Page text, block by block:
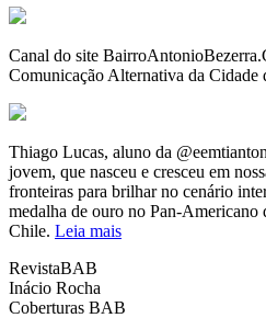
Canal do site
Comunicação Alternativa da Cidade
Thiago Lucas, aluno da
jovem, que nasceu e cresceu em
fronteiras para brilhar no cenário
medalha de ouro no Pan-
Chile. Leia mais
RevistaBAB
Inácio Rocha
Coberturas BAB